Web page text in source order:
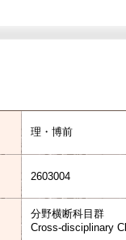
理・博前
2603004
分野横断科目群
Cross-disciplinary